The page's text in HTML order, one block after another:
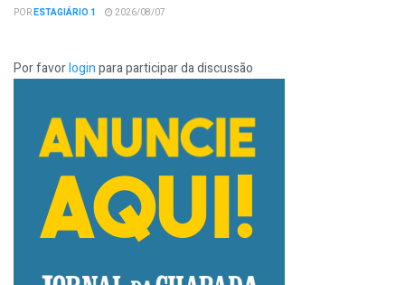
PORESTAGIÁRIO 1 2026/08/07
Por favorloginpara participar da discussão